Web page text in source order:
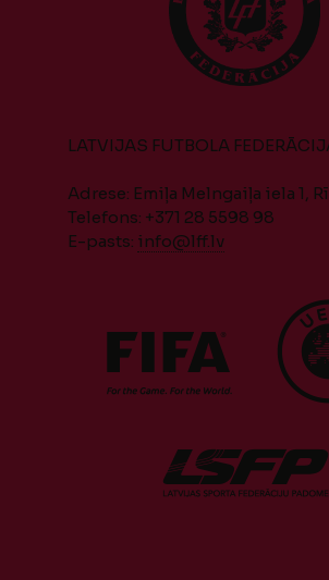
LATVIJAS FUTBOLA
Adrese: Emiļa Melngaiļa iela 1,
Telefons: +371 28 5598 98
E-pasts: info@lff.lv